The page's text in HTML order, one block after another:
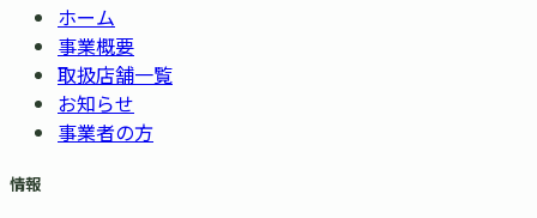
ホーム
事業概要
取扱店舗一覧
お知らせ
事業者の方
情報